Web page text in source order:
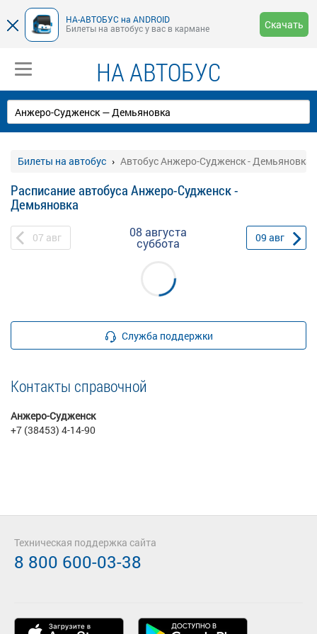
НА-АВТОБУС на ANDROID
Билеты на автобус у вас в кармане
Скачать
НА АВТОБУС
Билеты на автобус Автобус Анжеро-Судженск - Демьяновка
Расписание автобуса Анжеро-Судженск -
Демьяновка
07 авг 08 августа
суббота 09 авг
Служба поддержки
Контакты справочной
Анжеро-Судженск
+7 (38453) 4-14-90
Техническая поддержка сайта
8 800 600-03-38